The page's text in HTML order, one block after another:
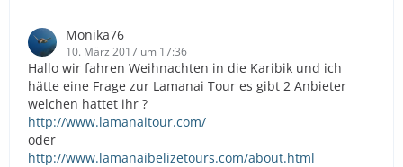
Monika76
10. März 2017 um 17:36
Hallo wir fahren Weihnachten in die Karibik und ich
hätte eine Frage zur Lamanai Tour es gibt 2 Anbieter
welchen hattet ihr ?
http://www.lamanaitour.com/
oder
http://www.lamanaibelizetours.com/about.html